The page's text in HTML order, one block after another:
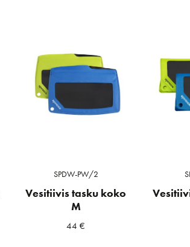
SPDW-PW/2
Vesitiivis tasku koko
M
44€